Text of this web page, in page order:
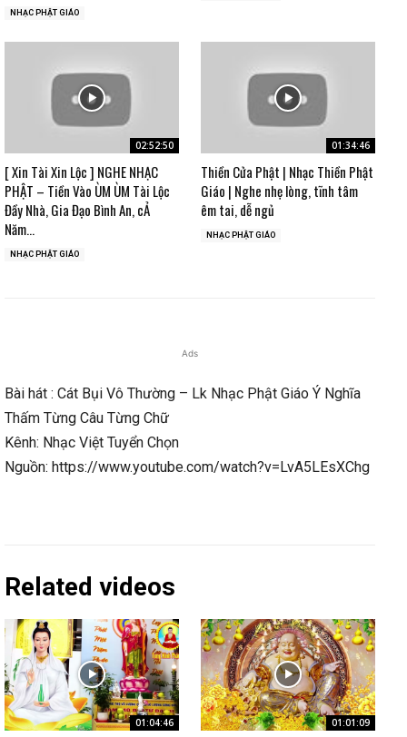
NHẠC PHẬT GIÁO
02:52:50
[ Xin Tài Xin Lộc ] NGHE NHẠC
PHẬT – Tiền Vào ÙM ÙM Tài Lộc
Đầy Nhà, Gia Đạo Bình An, cẢ
Năm...
NHẠC PHẬT GIÁO
01:34:46
Thiền Cửa Phật | Nhạc Thiền Phật
Giáo | Nghe nhẹ lòng, tĩnh tâm
êm tai, dễ ngủ
NHẠC PHẬT GIÁO
Ads
Bài hát : Cát Bụi Vô Thường – Lk Nhạc Phật Giáo Ý Nghĩa
Thấm Từng Câu Từng Chữ
Kênh: Nhạc Việt Tuyển Chọn
Nguồn: https://www.youtube.com/watch?v=LvA5LEsXChg
Related videos
01:04:46 01:01:09